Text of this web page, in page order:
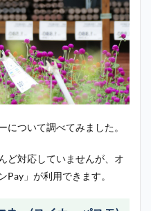
について調べてみました。
ど対応していませんが、オ
Pay」が利用できます。